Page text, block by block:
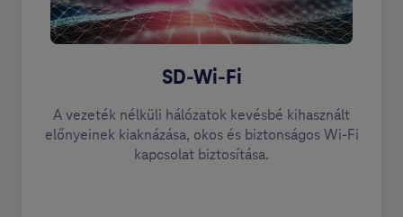
SD-Wi-Fi
A vezeték nélküli hálózatok kevésbé kihasznált
előnyeinek kiaknázása, okos és biztonságos Wi-Fi
kapcsolat biztosítása.